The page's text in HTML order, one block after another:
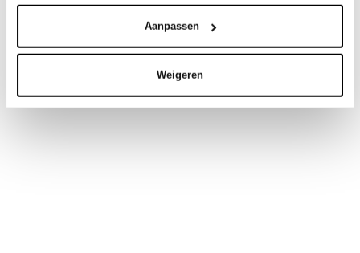
Aanpassen
Weigeren